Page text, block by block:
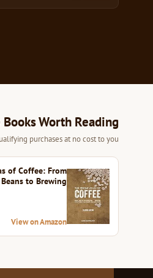
Worth Reading
purchases at no cost to you.
of Coffee: From
Beans to Brewing
View on Amazon